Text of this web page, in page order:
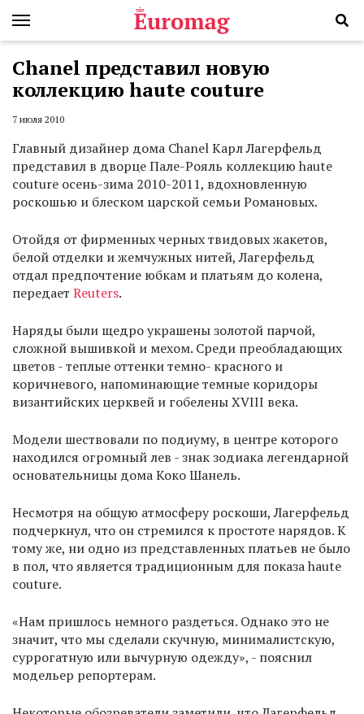
Chanel представил новую
коллекцию haute couture
7 июля 2010
Главный дизайнер дома Chanel Карл Лагерфельд
представил в дворце Пале-Рояль коллекцию haute
couture осень-зима 2010-2011, вдохновленную
роскошью и блеском царской семьи Романовых.
Отойдя от фирменных черных твидовых жакетов,
белой отделки и жемчужных нитей, Лагерфельд
отдал предпочтение юбкам и платьям до колена,
передает Reuters.
Наряды были щедро украшены золотой парчой,
сложной вышивкой и мехом. Среди преобладающих
цветов - теплые оттенки темно- красного и
коричневого, напоминающие темные коридоры
византийских церквей и гобелены XVIII века.
Модели шествовали по подиуму, в центре которого
находился огромный лев - знак зодиака легендарной
основательницы дома Коко Шанель.
Несмотря на общую атмосферу роскоши, Лагерфельд
подчеркнул, что он стремился к простоте нарядов. К
тому же, ни одно из представленных платьев не было
в пол, что является традиционным для показа haute
couture.
«Нам пришлось немного раздеться. Однако это не
значит, что мы сделали скучную, минималистскую,
суррогатную или вычурную одежду», - пояснил
модельер репортерам.